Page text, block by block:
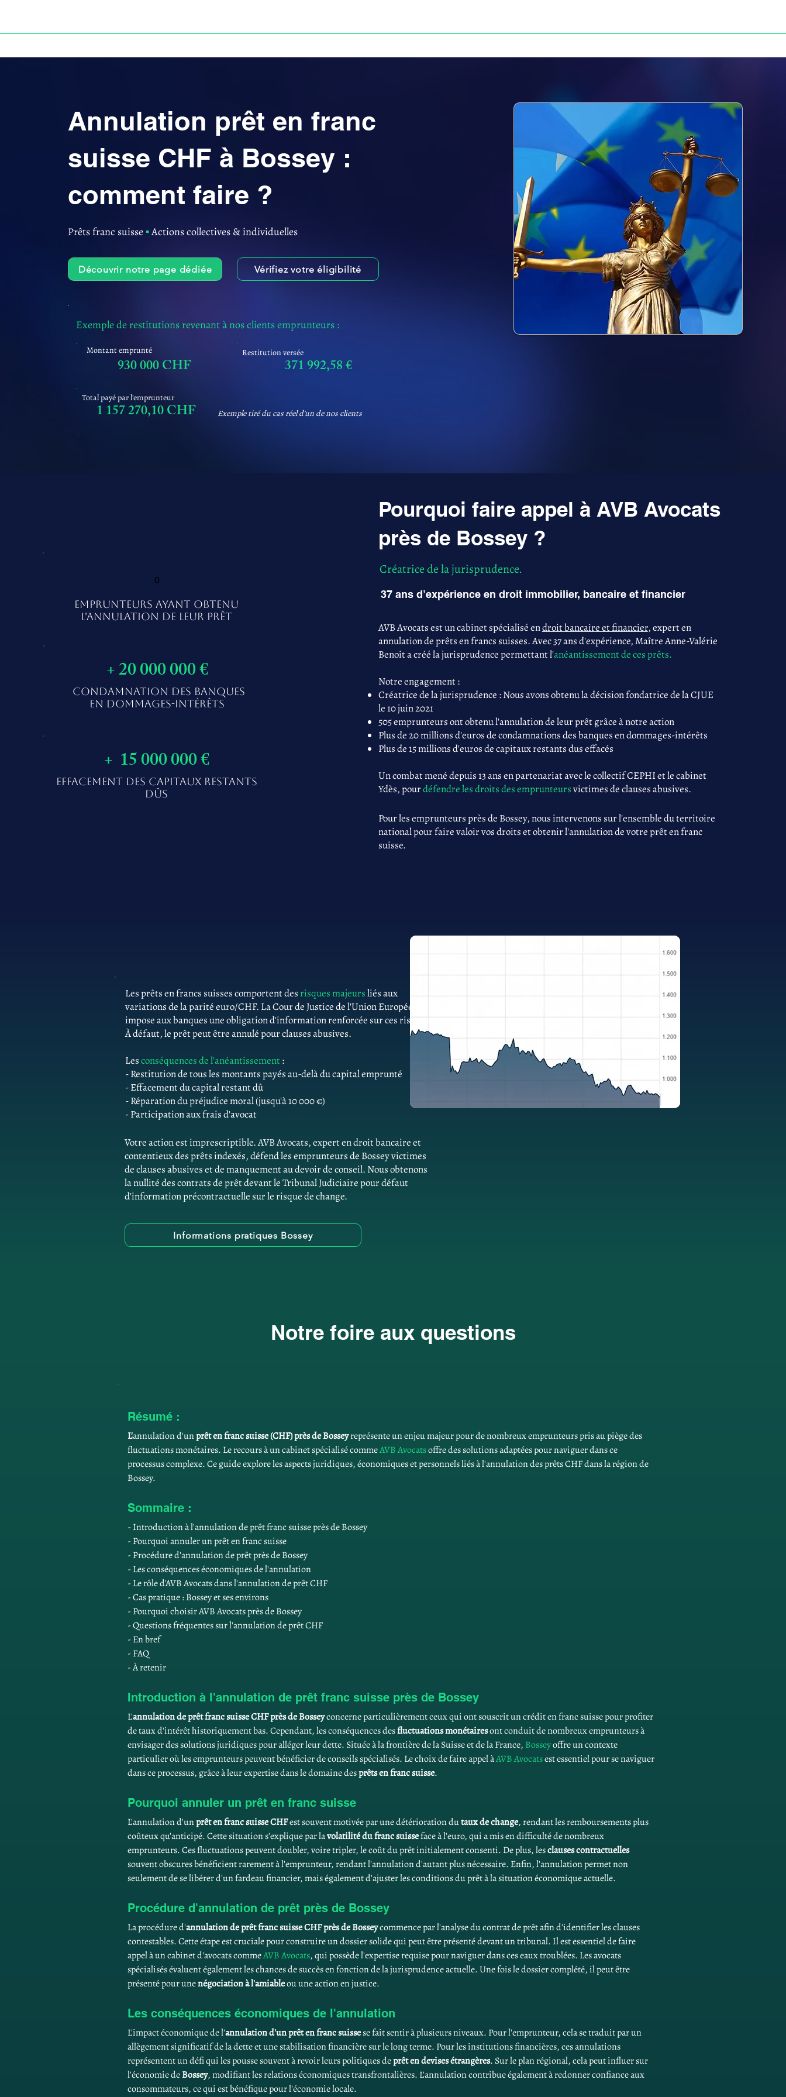
Annulation prêt en franc
suisse CHF à Bossey :
comment faire ?
Prêts franc suisse ▪︎Actions collectives & individuelles
Découvrir notre page dédiée Vérifiez votre éligibilité
Exemple de restitutions revenant à nos clients emprunteurs :
Montant emprunté
930 000 CHF
Restitution versée
371 992,58 €
Total payé par l'emprunteur
1 157 270,10 CHF Exemple tiré du cas réel d'un de nos clients
0
EMPRUNTEURS AYANT OBTENU
L'ANNULATION DE LEUR PRÊT
+ 20 000 000 €
CONDAMNATION DES BANQUES
EN DOMMAGES-INTÉRÊTS
+ 15 000 000 €
EFFACEMENT DES CAPITAUX RESTANTS
DÛS
Pourquoi faire appel à AVB Avocats
près de Bossey ?
Créatrice de la jurisprudence.
37 ans d’expérience en droit immobilier, bancaire et financier
AVB Avocats est un cabinet spécialisé endroit bancaire et financier, expert en
annulation de prêts en francs suisses. Avec 37 ans d'expérience, Maître Anne-Valérie
Benoit a créé la jurisprudence permettant l'anéantissement de ces prêts.
Notre engagement :
Créatrice de la jurisprudence : Nous avons obtenu la décision fondatrice de la CJUE
le 10 juin 2021
505 emprunteurs ont obtenu l'annulation de leur prêt grâce à notre action
Plus de 20 millions d'euros de condamnations des banques en dommages-intérêts
Plus de 15 millions d'euros de capitaux restants dus effacés
Un combat mené depuis 13 ans en partenariat avec le collectif CEPHI et le cabinet
Ydès, pourdéfendre les droits des emprunteursvictimes de clauses abusives.
Pour les emprunteurs près de Bossey, nous intervenons sur l'ensemble du territoire
national pour faire valoir vos droits et obtenir l'annulation de votre prêt en franc
suisse.
Les prêts en francs suisses comportent des risques majeursliés aux
variations de la parité euro/CHF. La Cour de Justice de l'Union Européenne
impose aux banques une obligation d'information renforcée sur ces risques.
À défaut, le prêt peut être annulé pour clauses abusives.
Lesconséquences de l'anéantissement:
- Restitution de tous les montants payés au-delà du capital emprunté
- Effacement du capital restant dû
- Réparation du préjudice moral (jusqu'à 10 000 €)
- Participation aux frais d'avocat
Votre action est imprescriptible. AVB Avocats, expert en droit bancaire et
contentieux des prêts indexés, défend les emprunteurs de Bossey victimes
de clauses abusives et de manquement au devoir de conseil. Nous obtenons
la nullité des contrats de prêt devant le Tribunal Judiciaire pour défaut
d'information précontractuelle sur le risque de change.
Informations pratiques Bossey
Notre foire aux questions
Résumé :
L'annulation d'un prêt en franc suisse (CHF) près de Bossey représente un enjeu majeur pour de nombreux emprunteurs pris au piège des
fluctuations monétaires. Le recours à un cabinet spécialisé comme AVB Avocats offre des solutions adaptées pour naviguer dans ce
processus complexe. Ce guide explore les aspects juridiques, économiques et personnels liés à l'annulation des prêts CHF dans la région de
Bossey.
Sommaire :
- Introduction à l'annulation de prêt franc suisse près de Bossey
- Pourquoi annuler un prêt en franc suisse
- Procédure d'annulation de prêt près de Bossey
- Les conséquences économiques de l'annulation
- Le rôle d'AVB Avocats dans l'annulation de prêt CHF
- Cas pratique : Bossey et ses environs
- Pourquoi choisir AVB Avocats près de Bossey
- Questions fréquentes sur l'annulation de prêt CHF
- En bref
- FAQ
- À retenir
Introduction à l'annulation de prêt franc suisse près de Bossey
L'annulation de prêt franc suisse CHF près de Bossey concerne particulièrement ceux qui ont souscrit un crédit en franc suisse pour profiter
de taux d'intérêt historiquement bas. Cependant, les conséquences des fluctuations monétaires ont conduit de nombreux emprunteurs à
envisager des solutions juridiques pour alléger leur dette. Située à la frontière de la Suisse et de la France, Bossey offre un contexte
particulier où les emprunteurs peuvent bénéficier de conseils spécialisés. Le choix de faire appel à AVB Avocats est essentiel pour se naviguer
dans ce processus, grâce à leur expertise dans le domaine des prêts en franc suisse.
Pourquoi annuler un prêt en franc suisse
L'annulation d'un prêt en franc suisse CHF est souvent motivée par une détérioration du taux de change, rendant les remboursements plus
coûteux qu'anticipé. Cette situation s'explique par la volatilité du franc suisse face à l'euro, qui a mis en difficulté de nombreux
emprunteurs. Ces fluctuations peuvent doubler, voire tripler, le coût du prêt initialement consenti. De plus, les clauses contractuelles
souvent obscures bénéficient rarement à l'emprunteur, rendant l'annulation d'autant plus nécessaire. Enfin, l'annulation permet non
seulement de se libérer d'un fardeau financier, mais également d'ajuster les conditions du prêt à la situation économique actuelle.
Procédure d'annulation de prêt près de Bossey
La procédure d'annulation de prêt franc suisse CHF près de Bossey commence par l'analyse du contrat de prêt afin d'identifier les clauses
contestables. Cette étape est cruciale pour construire un dossier solide qui peut être présenté devant un tribunal. Il est essentiel de faire
appel à un cabinet d'avocats comme AVB Avocats, qui possède l'expertise requise pour naviguer dans ces eaux troublées. Les avocats
spécialisés évaluent également les chances de succès en fonction de la jurisprudence actuelle. Une fois le dossier complété, il peut être
présenté pour une négociation à l'amiable ou une action en justice.
Les conséquences économiques de l'annulation
L'impact économique de l'annulation d'un prêt en franc suisse se fait sentir à plusieurs niveaux. Pour l'emprunteur, cela se traduit par un
allègement significatif de la dette et une stabilisation financière sur le long terme. Pour les institutions financières, ces annulations
représentent un défi qui les pousse souvent à revoir leurs politiques de prêt en devises étrangères. Sur le plan régional, cela peut influer sur
l'économie de Bossey, modifiant les relations économiques transfrontalières. L'annulation contribue également à redonner confiance aux
consommateurs, ce qui est bénéfique pour l'économie locale.